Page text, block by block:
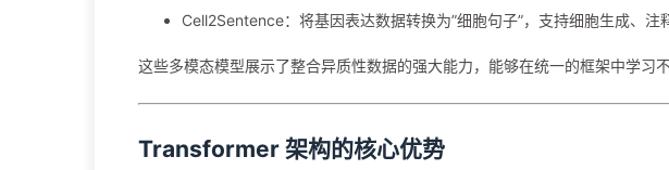
Cell2Sentence：将基因表达数据转换为”细胞句子”，支持细胞生成、注
这些多模态模型展示了整合异质性数据的强大能力，能够在统一的框架中学习
Transformer 架构的核心优势